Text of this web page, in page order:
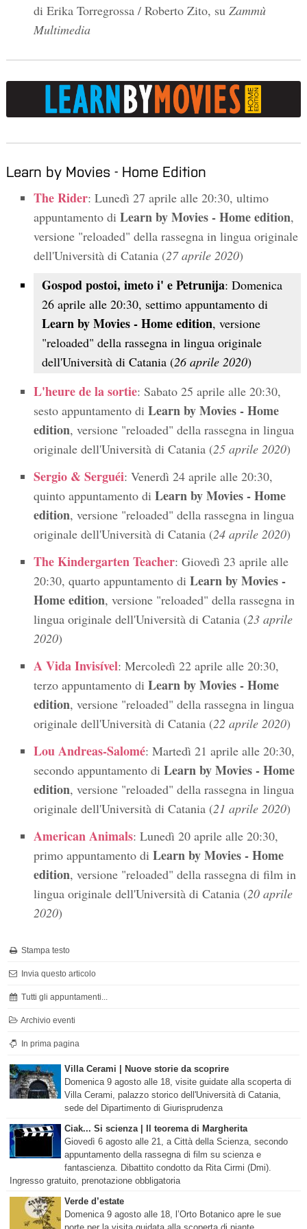
di Erika Torregrossa / Roberto Zito, su Zammù
Multimedia
Learn by Movies - Home Edition
The Rider: Lunedì 27 aprile alle 20:30, ultimo
appuntamento di Learn by Movies - Home edition,
versione "reloaded" della rassegna in lingua originale
dell'Università di Catania (27 aprile 2020)
Gospod postoi, imeto i' e Petrunija: Domenica
26 aprile alle 20:30, settimo appuntamento di
Learn by Movies - Home edition, versione
"reloaded" della rassegna in lingua originale
dell'Università di Catania (26 aprile 2020)
L'heure de la sortie: Sabato 25 aprile alle 20:30,
sesto appuntamento di Learn by Movies - Home
edition, versione "reloaded" della rassegna in lingua
originale dell'Università di Catania (25 aprile 2020)
Sergio & Serguéi: Venerdì 24 aprile alle 20:30,
quinto appuntamento di Learn by Movies - Home
edition, versione "reloaded" della rassegna in lingua
originale dell'Università di Catania (24 aprile 2020)
The Kindergarten Teacher: Giovedì 23 aprile alle
20:30, quarto appuntamento di Learn by Movies -
Home edition, versione "reloaded" della rassegna in
lingua originale dell'Università di Catania (23 aprile
2020)
A Vida Invisível: Mercoledì 22 aprile alle 20:30,
terzo appuntamento di Learn by Movies - Home
edition, versione "reloaded" della rassegna in lingua
originale dell'Università di Catania (22 aprile 2020)
Lou Andreas-Salomé: Martedì 21 aprile alle 20:30,
secondo appuntamento di Learn by Movies - Home
edition, versione "reloaded" della rassegna in lingua
originale dell'Università di Catania (21 aprile 2020)
American Animals: Lunedì 20 aprile alle 20:30,
primo appuntamento di Learn by Movies - Home
edition, versione "reloaded" della rassegna di film in
lingua originale dell'Università di Catania (20 aprile
2020)
Stampa testo
Invia questo articolo
Tutti gli appuntamenti...
Archivio eventi
In prima pagina
Villa Cerami | Nuove storie da scoprire
Domenica 9 agosto alle 18, visite guidate alla scoperta di
Villa Cerami, palazzo storico dell'Università di Catania,
sede del Dipartimento di Giurisprudenza
Ciak... Si scienza | Il teorema di Margherita
Giovedì 6 agosto alle 21, a Città della Scienza, secondo
appuntamento della rassegna di film su scienza e
fantascienza. Dibattito condotto da Rita Cirmi (Dmi).
Ingresso gratuito, prenotazione obbligatoria
Verde d’estate
Domenica 9 agosto alle 18, l’Orto Botanico apre le sue